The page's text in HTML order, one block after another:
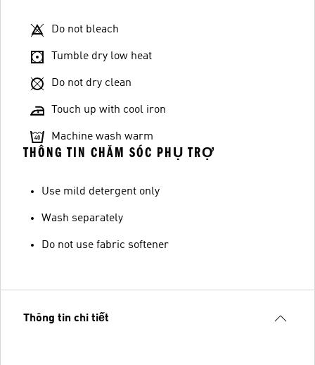
Do not bleach
Tumble dry low heat
Do not dry clean
Touch up with cool iron
Machine wash warm
THÔNG TIN CHĂM SÓC PHỤ TRỢ
Use mild detergent only
Wash separately
Do not use fabric softener
Thông tin chi tiết